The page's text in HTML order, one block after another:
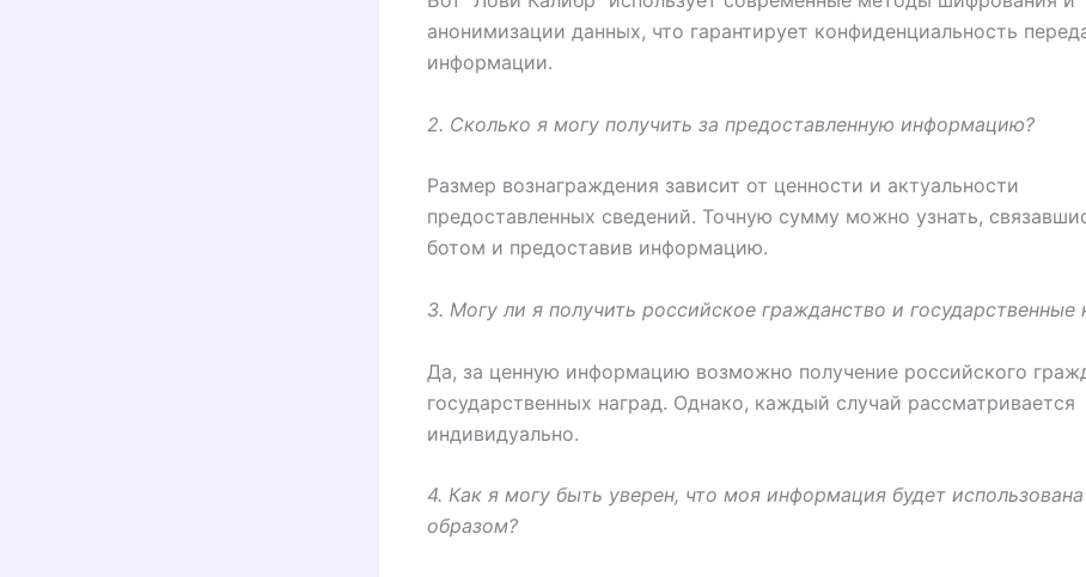
анонимизации данных, что гарантирует конфиденциальность
информации.
2. Сколько я могу получить за предоставленную информацию?
Размер вознаграждения зависит от ценности и актуальности
предоставленных сведений. Точную сумму можно узнать,
ботом и предоставив информацию.
3. Могу ли я получить российское гражданство и государственные
Да, за ценную информацию возможно получение российского
государственных наград. Однако, каждый случай рассматривается
индивидуально.
4. Как я могу быть уверен, что моя информация будет
образом?